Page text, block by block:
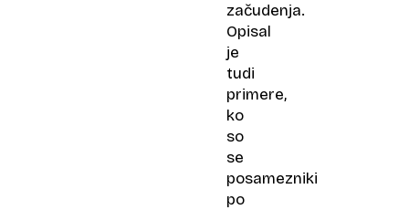
začudenja.
Opisal
je
tudi
primere,
ko
so
se
posamezniki
po